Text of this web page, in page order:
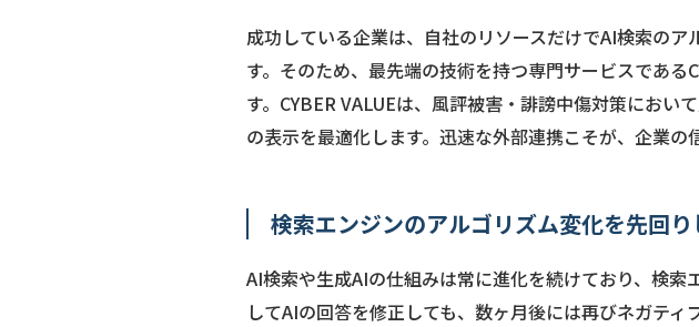
成功している企業は、自社のリソースだけでAI検索の
す。そのため、最先端の技術を持つ専門サービスであ
す。CYBER VALUEは、風評被害・誹謗中傷対策におい
の表示を最適化します。迅速な外部連携こそが、企業の
検索エンジンのアルゴリズム変化を先回
AI検索や生成AIの仕組みは常に進化を続けており、検
してAIの回答を修正しても、数ヶ月後には再びネガテ